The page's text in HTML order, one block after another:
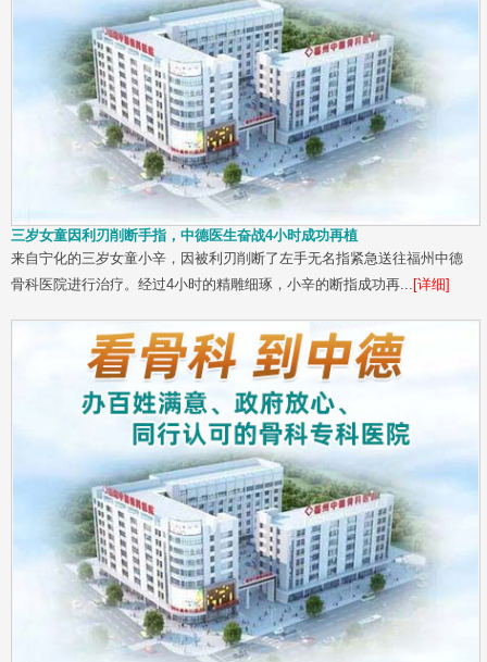
三岁女童因利刃削断手指，中德医生奋战4小时成功再植
来自宁化的三岁女童小辛，因被利刃削断了左手无名指紧急送往福州中德
骨科医院进行治疗。经过4小时的精雕细琢，小辛的断指成功再... [详细]